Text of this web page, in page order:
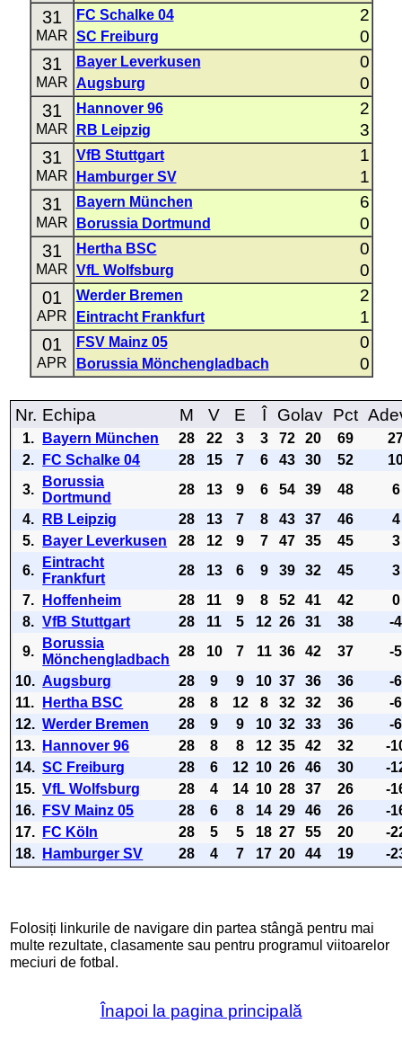
31
MAR
FC Schalke 04 2
SC Freiburg 0
31
MAR
Bayer Leverkusen 0
Augsburg 0
31
MAR
Hannover 96 2
RB Leipzig 3
31
MAR
VfB Stuttgart 1
Hamburger SV 1
31
MAR
Bayern München 6
Borussia Dortmund 0
31
MAR
Hertha BSC 0
VfL Wolfsburg 0
01
APR
Werder Bremen 2
Eintracht Frankfurt 1
01
APR
FSV Mainz 05 0
Borussia Mönchengladbach 0
Nr. Echipa M V E Î Golav Pct
1. Bayern München 28 22 3 3 72 20 69
2.
FC Schalke 04 28 15 7 6 43 30 52
3.
Borussia
Dortmund
28 13 9 6 54 39 48
6
4.
RB Leipzig 28 13 7 8 43 37 46
4
5.
Bayer Leverkusen 28 12 9 7 47 35 45
3
6.
Eintracht
Frankfurt
28 13 6 9 39 32 45
3
7.
Hoffenheim 28 11 9 8 52 41 42
0
8. VfB Stuttgart 28 11 5 12 26 31 38
-4
9.
Borussia
Mönchengladbach
28 10 7 11 36 42 37
-5
10. Augsburg 28 9 9 10 37 36 36
-6
11.
Hertha BSC 28 8 12 8 32 32 36
-6
12. Werder Bremen 28 9 9 10 32 33 36
-6
13.
Hannover 96 28 8 8 12 35 42 32
-
14. SC Freiburg 28 6 12 10 26 46 30
-
15. VfL Wolfsburg 28 4 14 10 28 37 26
-
16.
FSV Mainz 05 28 6 8 14 29 46 26
-
17.
FC Köln 28 5 5 18 27 55 20
-
18.
Hamburger SV 28 4 7 17 20 44 19 -
Folosiți linkurile de navigare din partea stângă pentru mai
multe rezultate, clasamente sau pentru programul viitoarelor
meciuri de fotbal.
Înapoi la pagina principală